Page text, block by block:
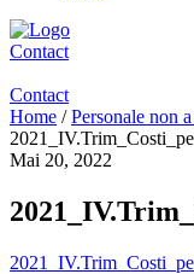
Contact
Contact
Home /Personale non
Mai 20, 2022